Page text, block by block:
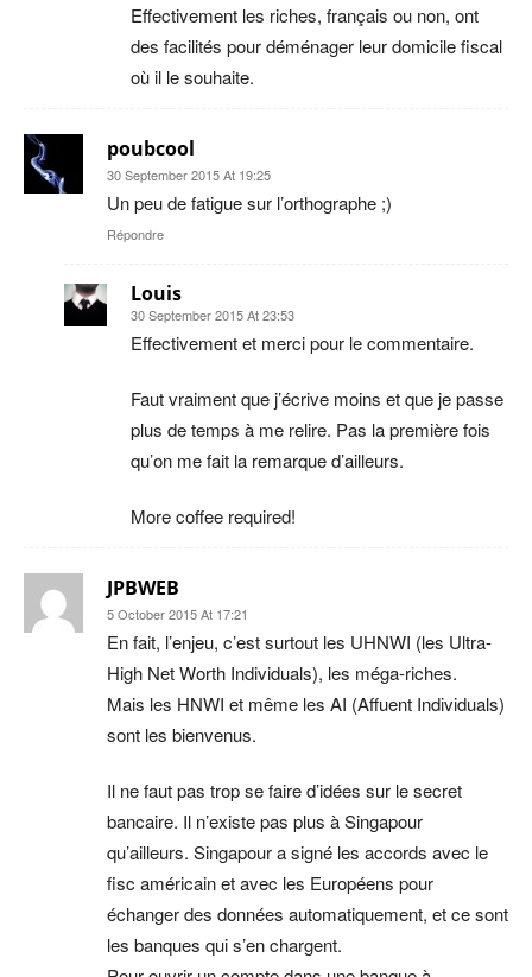
Effectivement les riches, français ou non, ont
des facilités pour déménager leur domicile fiscal
où il le souhaite.
poubcool
30 September 2015 At 19:25
Un peu de fatigue sur l’orthographe ;)
Répondre
Louis
30 September 2015 At 23:53
Effectivement et merci pour le commentaire.
Faut vraiment que j’écrive moins et que je passe
plus de temps à me relire. Pas la première fois
qu’on me fait la remarque d’ailleurs.
More coffee required!
JPBWEB
5 October 2015 At 17:21
En fait, l’enjeu, c’est surtout les UHNWI (les Ultra-
High Net Worth Individuals), les méga-riches.
Mais les HNWI et même les AI (Affuent Individuals)
sont les bienvenus.
Il ne faut pas trop se faire d’idées sur le secret
bancaire. Il n’existe pas plus à Singapour
qu’ailleurs. Singapour a signé les accords avec le
fisc américain et avec les Européens pour
échanger des données automatiquement, et ce sont
les banques qui s’en chargent.